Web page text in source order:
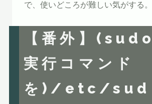
で、使いどころが難しい気がする。
【番外】(sudo
実行コマンド
を)/etc/sud